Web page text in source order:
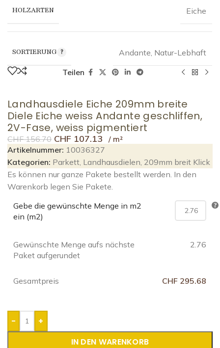
HOLZARTEN Eiche
SORTIERUNG Andante Natur-Lebhaft
Teilen
Landhausdiele Eiche 209mm breite
Diele Eiche weiss Andante geschliffen,
2V-Fase, weiss pigmentiert
CHF156.70 CHF 107.13
Artikelnummer: 10036327
Kategorien: Parkett, Landhausdielen, 209mm breit Klick
Es können nur ganze Pakete bestellt werden. In den
Warenkorb legen Sie Pakete.
Gebe die gewünschte Menge in m2
ein (m2)
Gewünschte Menge aufs nächste
Paket aufgerundet
2.76
Gesamtpreis CHF 295.68
-
+
IN DEN WARENKORB